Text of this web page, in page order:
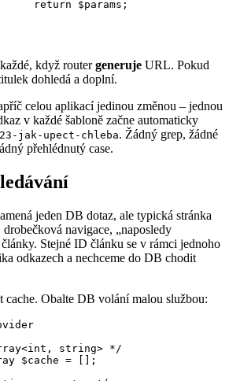
když routergeneruje URL. Pokud
dohledá a doplní.
celou aplikací jedinou změnou – jednou
v každé šabloně začne automaticky
jak-upect-chleba. Žádný grep, žádné
přehlédnutý case.
jeden DB dotaz, ale typická stránka
navigace, „naposledy
Stejné ID článku se v rámci jednoho
odkazech a nechceme do DB chodit
cache. Obalte DB volání malou službou: